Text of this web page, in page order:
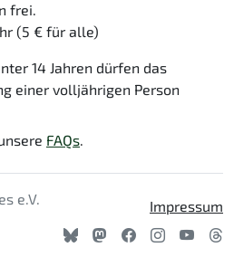
frei.
(5 € für alle)
14 Jahren dürfen das
einer volljährigen Person
FAQs.
e.V.
Impressum